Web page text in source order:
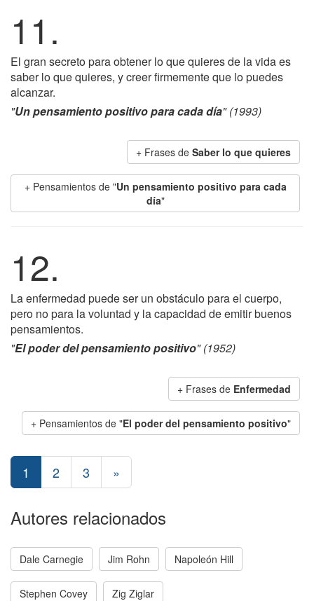
11.
El gran secreto para obtener lo que quieres de la vida es
saber lo que quieres, y creer firmemente que lo puedes
alcanzar.
"Un pensamiento positivo para cada día" (1993)
+ Frases de Saber lo que quieres
+ Pensamientos de "Un pensamiento positivo para cada
día"
12.
La enfermedad puede ser un obstáculo para el cuerpo,
pero no para la voluntad y la capacidad de emitir buenos
pensamientos.
"El poder del pensamiento positivo" (1952)
+ Frases de Enfermedad
+ Pensamientos de "El poder del pensamiento positivo"
1 2 3 »
Autores relacionados
Dale Carnegie Jim Rohn Napoleón Hill
Stephen Covey Zig Ziglar